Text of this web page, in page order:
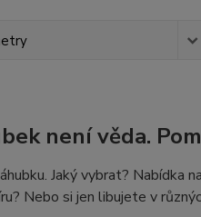
není věda.
Jaký vybrat? Nabídka
Nebo si jen libujete v